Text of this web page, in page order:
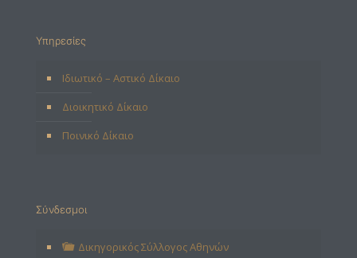
Υπηρεσίες
Ιδιωτικό – Αστικό Δίκαιο
Διοικητικό Δίκαιο
Ποινικό Δίκαιο
Σύνδεσμοι
Δικηγορικός Σύλλογος Αθηνών